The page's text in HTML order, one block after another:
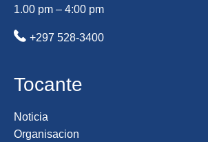
1.00 pm – 4:00 pm
+297 528-3400
Tocante
Noticia
Organisacion